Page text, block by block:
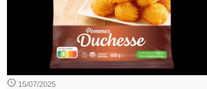
15/07/2025